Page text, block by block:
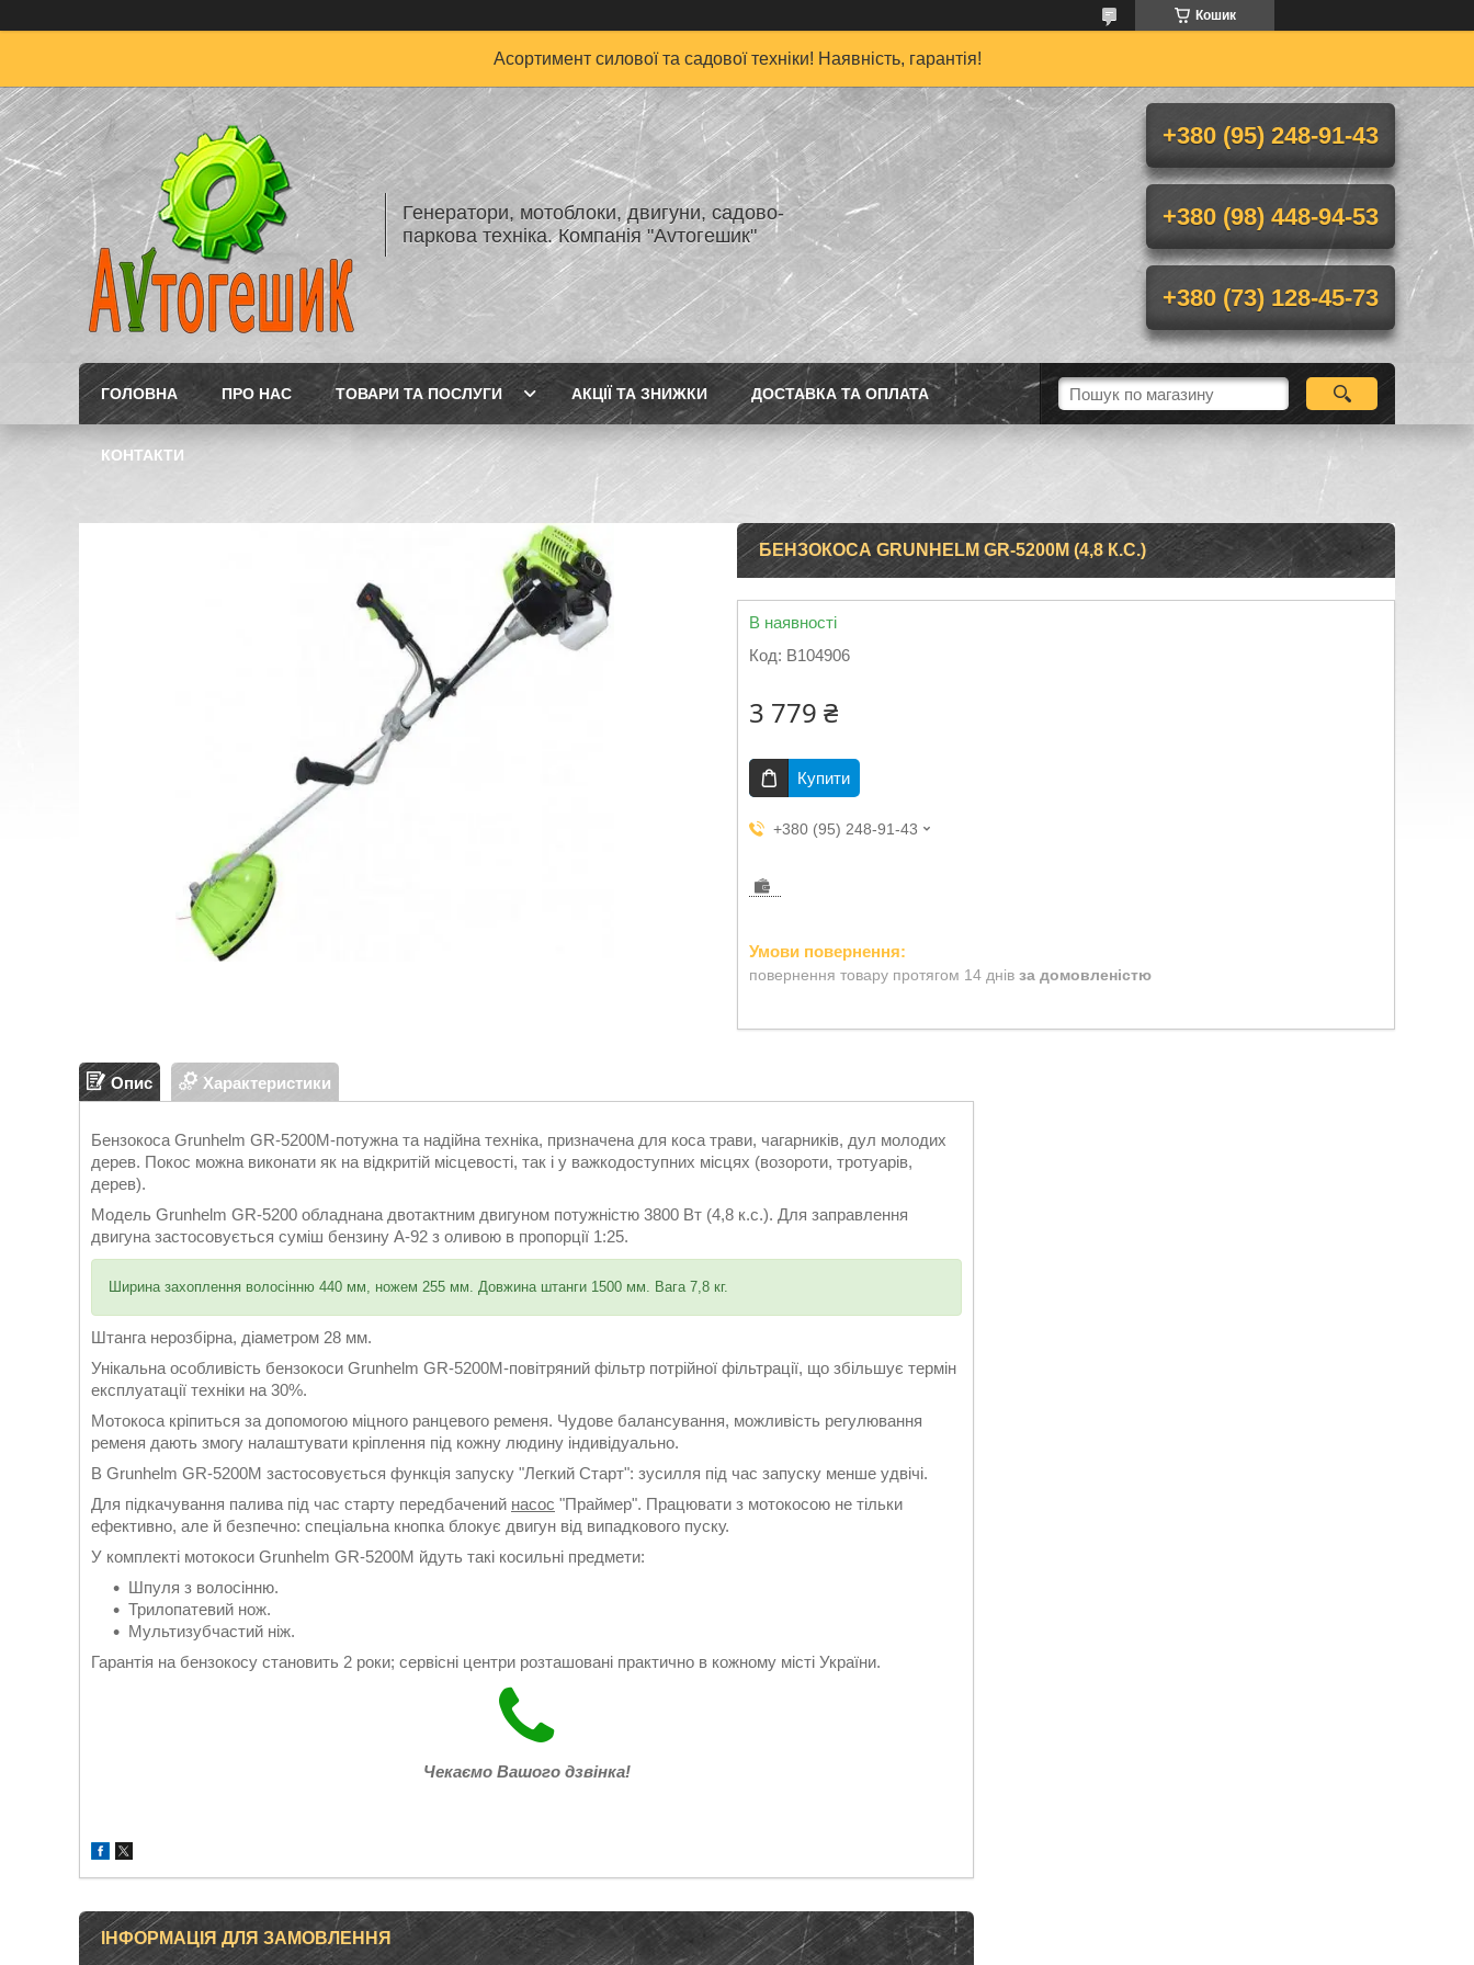
Кошик
Асортимент силової та садової техніки! Наявність, гарантія!
Генератори, мотоблоки, двигуни, садово-
паркова техніка. Компанія "Аvтогешик"
+380 (95) 248-91-43
+380 (98) 448-94-53
+380 (73) 128-45-73
ГОЛОВНА ПРО НАС ТОВАРИ ТА ПОСЛУГИ АКЦІЇ ТА ЗНИЖКИ ДОСТАВКА ТА ОПЛАТА
КОНТАКТИ
БЕНЗОКОСА GRUNHELM GR-5200M (4,8 К.С.)
В наявності
Код: B104906
3 779 ₴
Купити
+380 (95) 248-91-43
повернення товару протягом 14 днів за домовленістю
Опис Характеристики
Бензокоса Grunhelm GR-5200M-потужна та надійна техніка, призначена для коса трави, чагарників, дул молодих
дерев. Покос можна виконати як на відкритій місцевості, так і у важкодоступних місцях (возороти, тротуарів,
дерев).
Модель Grunhelm GR-5200 обладнана двотактним двигуном потужністю 3800 Вт (4,8 к.с.). Для заправлення
двигуна застосовується суміш бензину А-92 з оливою в пропорції 1:25.
Ширина захоплення волосінню 440 мм, ножем 255 мм. Довжина штанги 1500 мм. Вага 7,8 кг.
Штанга нерозбірна, діаметром 28 мм.
Унікальна особливість бензокоси Grunhelm GR-5200М-повітряний фільтр потрійної фільтрації, що збільшує термін
експлуатації техніки на 30%.
Мотокоса кріпиться за допомогою міцного ранцевого ременя. Чудове балансування, можливість регулювання
ременя дають змогу налаштувати кріплення під кожну людину індивідуально.
В Grunhelm GR-5200М застосовується функція запуску "Легкий Старт": зусилля під час запуску менше удвічі.
Для підкачування палива під час старту передбачений насос "Праймер". Працювати з мотокосою не тільки
ефективно, але й безпечно: спеціальна кнопка блокує двигун від випадкового пуску.
У комплекті мотокоси Grunhelm GR-5200M йдуть такі косильні предмети:
Шпуля з волосінню.
Трилопатевий нож.
Мультизубчастий ніж.
Гарантія на бензокосу становить 2 роки; сервісні центри розташовані практично в кожному місті України.
Чекаємо Вашого дзвінка!
ІНФОРМАЦІЯ ДЛЯ ЗАМОВЛЕННЯ